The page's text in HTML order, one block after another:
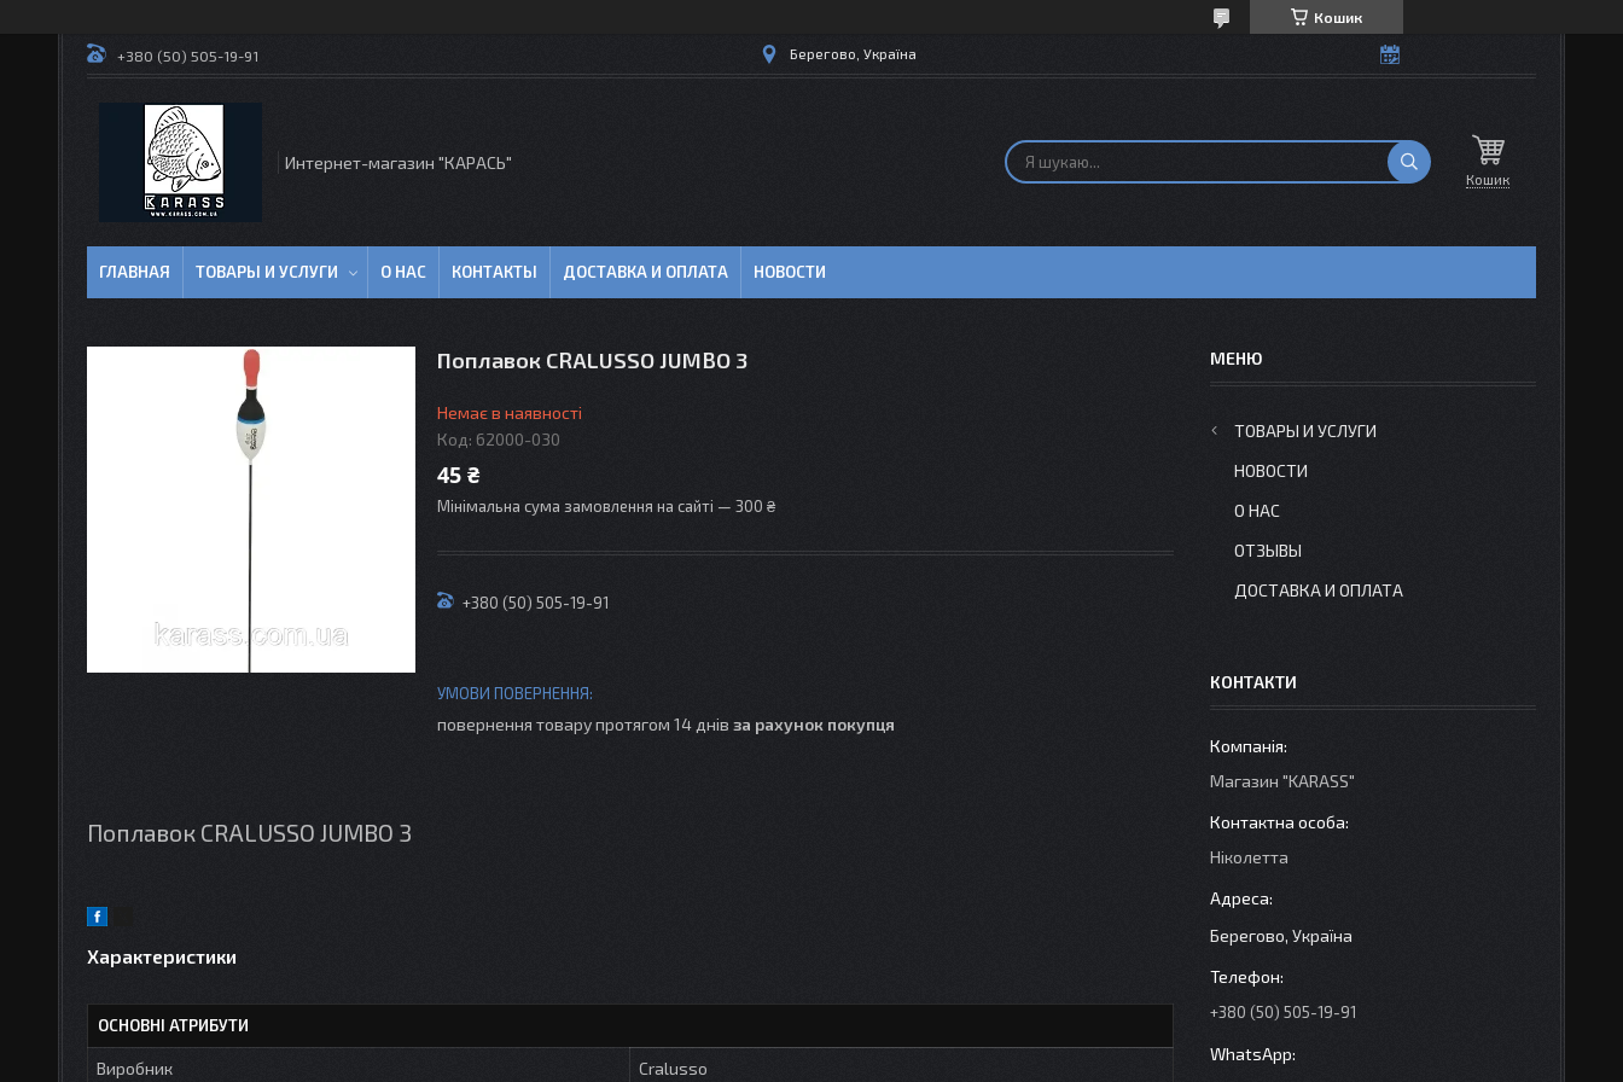
Кошик
+380 (50) 505-19-91 Берегово, Україна
Интернет-магазин "КАРАСЬ"
Кошик
ГЛАВНАЯ ТОВАРЫ И УСЛУГИ О НАС КОНТАКТЫ ДОСТАВКА И ОПЛАТА НОВОСТИ
Поплавок CRALUSSO JUMBO 3
Немає в наявності
Код: 62000-030
45 ₴
Мінімальна сума замовлення на сайті — 300 ₴
+380 (50) 505-19-91
повернення товару протягом 14 днів за рахунок покупця
Поплавок CRALUSSO JUMBO 3
Характеристики
ОСНОВНІ АТРИБУТИ
Виробник Cralusso
ТОВАРЫ И УСЛУГИ
НОВОСТИ
О НАС
ОТЗЫВЫ
ДОСТАВКА И ОПЛАТА
КОНТАКТИ
Магазин "KARASS"
Ніколетта
Берегово, Україна
+380 (50) 505-19-91